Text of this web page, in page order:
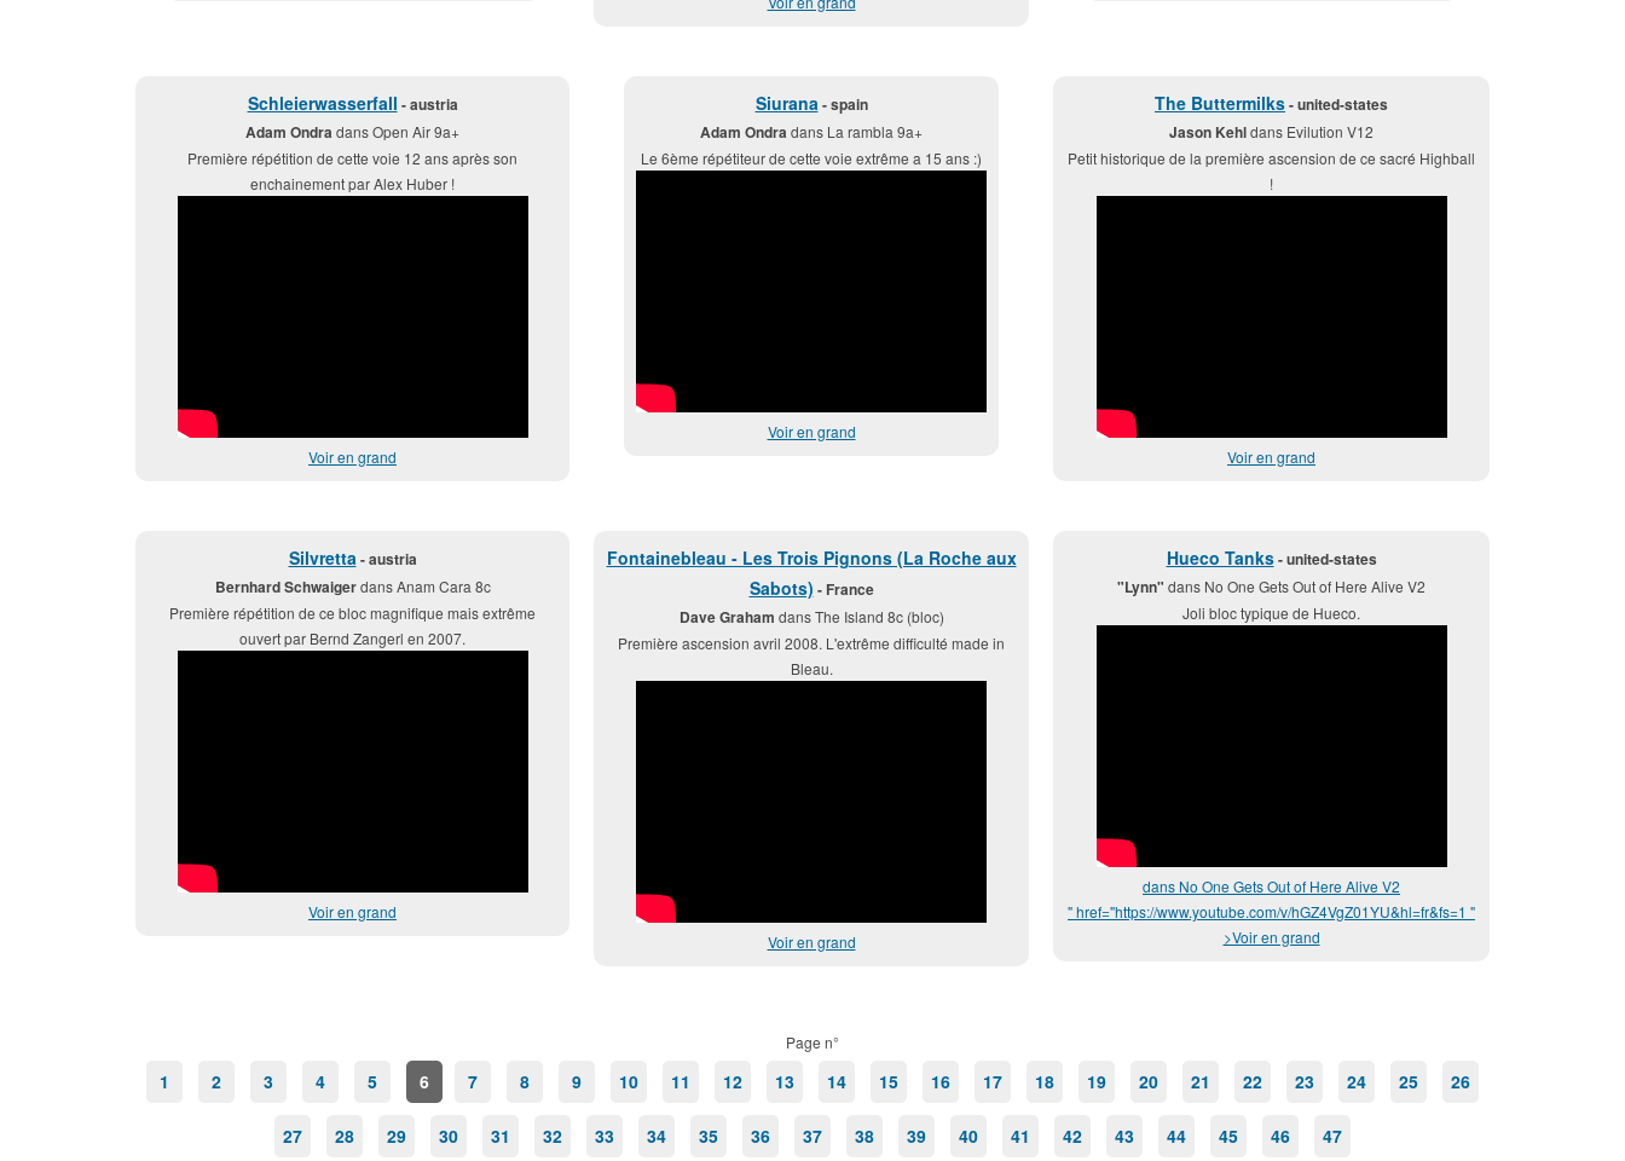
Schleierwasserfall - austria
Adam Ondradans Open Air 9a+
Première répétition de cette voie 12 ans après son
enchainement par Alex Huber !
Voir en grand
Siurana- spain
Adam Ondradans La rambla 9a+
Le 6ème répétiteur de cette voie extrême a 15 ans :)
Voir en grand
The Buttermilks- united-states
Jason Kehldans Evilution V12
Petit historique de la première ascension de ce sacré Highball
!
Voir en grand
Silvretta- austria
Bernhard Schwaigerdans Anam Cara 8c
Première répétition de ce bloc magnifique mais extrême
ouvert par Bernd Zangerl en 2007.
Voir en grand
Fontainebleau - Les Trois Pignons (La Roche aux
Sabots) - France
Dave Graham dans The Island 8c (bloc)
Première ascension avril 2008. L'extrême difficulté made in
Bleau.
Voir en grand
Hueco Tanks- united-states
"Lynn" dans No One Gets Out of Here Alive V2
Joli bloc typique de Hueco.
dans No One Gets Out of Here Alive V2
" href="https://www.youtube.com/v/hGZ4VgZ01YU&hl=fr&fs=1 "
>Voir en grand
Page n°
1 2 3 4 5 6 7 8 9 10 11 12 13 14 15 16 17 18 19 20 21 22 23 24 25 26
27 28 29 30 31 32 33 34 35 36 37 38 39 40 41 42 43 44 45 46 47